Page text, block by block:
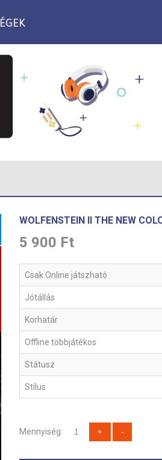
WOLFENSTEIN II THE NEW
5 900 Ft
Csak Online játszható
Jótállás
Korhatár
Offline többjátékos
Státusz
Stílus
Mennyiség: